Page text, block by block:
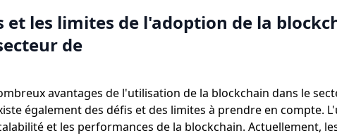
et les limites de l'adoption de la
de
avantages de l'utilisation de la blockchain dans le
également des défis et des limites à prendre en compte.
et les performances de la blockchain. Actuellement,